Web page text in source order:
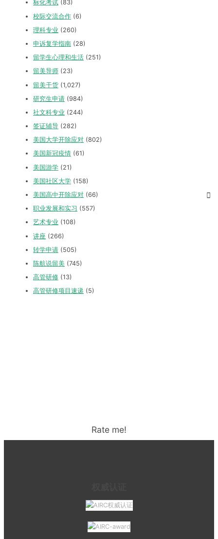
标化考试 (83)
校际交流合作 (6)
理科专业 (260)
申诉复学指南 (28)
留学生心理和生活 (251)
留美导师 (23)
留美干货 (1,027)
研究生申请 (984)
社文科专业 (244)
签证辅导 (282)
美国大学开除应对 (802)
美国新冠疫情 (61)
美国游学 (21)
美国社区大学 (158)
美国高中开除应对 (66)
职业发展和实习 (557)
艺术专业 (108)
讲座 (266)
转学申请 (505)
陈航说留美 (745)
高管研修 (13)
高管研修项目速递 (5)
Rate me!